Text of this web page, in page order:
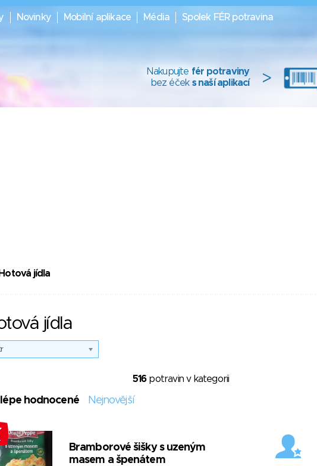
Novinky Mobilní aplikace Média Spolek FÉR potravina
Nakupujte fér potraviny
bez éček s naší aplikací >
Hotová jídla
jídla
516potravin v kategorii
hodnocené Nejnovější
Bramborové šišky s uzeným
masem a špenátem